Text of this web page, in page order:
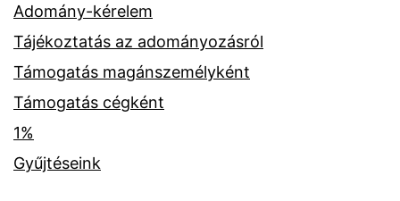
Adomány-kérelem
Tájékoztatás az adományozásról
Támogatás magánszemélyként
Támogatás cégként
1%
Gyűjtéseink